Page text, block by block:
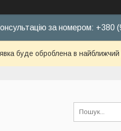
за номером: +380
буде оброблена в